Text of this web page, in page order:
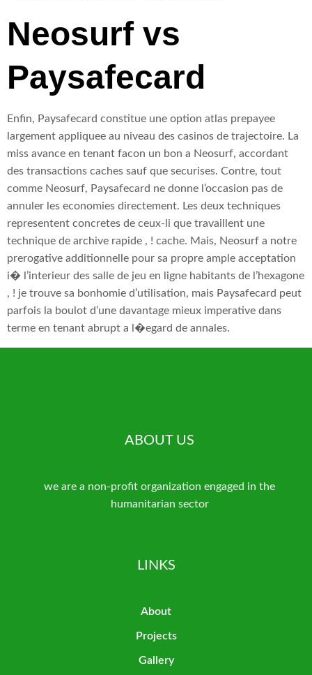
Neosurf vs
Paysafecard
Enfin, Paysafecard constitue une option atlas prepayee
largement appliquee au niveau des casinos de trajectoire. La
miss avance en tenant facon un bon a Neosurf, accordant
des transactions caches sauf que securises. Contre, tout
comme Neosurf, Paysafecard ne donne l’occasion pas de
annuler les economies directement. Les deux techniques
representent concretes de ceux-li que travaillent une
technique de archive rapide , ! cache. Mais, Neosurf a notre
prerogative additionnelle pour sa propre ample acceptation
i� l’interieur des salle de jeu en ligne habitants de l’hexagone
, ! je trouve sa bonhomie d’utilisation, mais Paysafecard peut
parfois la boulot d’une davantage mieux imperative dans
terme en tenant abrupt a l�egard de annales.
ABOUT US
we are a non-profit organization engaged in the
humanitarian sector
LINKS
About
Projects
Gallery